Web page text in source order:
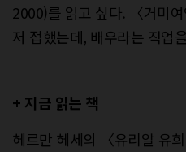
2000)를 읽고 싶다. 〈거미
저 접했는데, 배우라는 직업
+ 지금 읽는 책
헤르만 헤세의 〈유리알 유